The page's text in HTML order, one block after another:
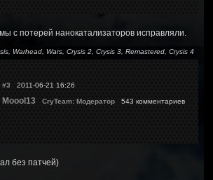
с потерей нанокатализаторов исправляли.
Warhead, Wars, Crysis 2, Crysis 3, Remastered, Crysis 4
#3 2011-06-21 16:26
Moool13 CryTeam: Модератор 543 комментариев
без патчей)